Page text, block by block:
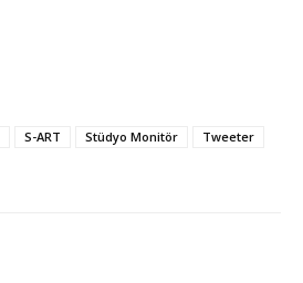
S-ART Stüdyo Monitör
Tweeter